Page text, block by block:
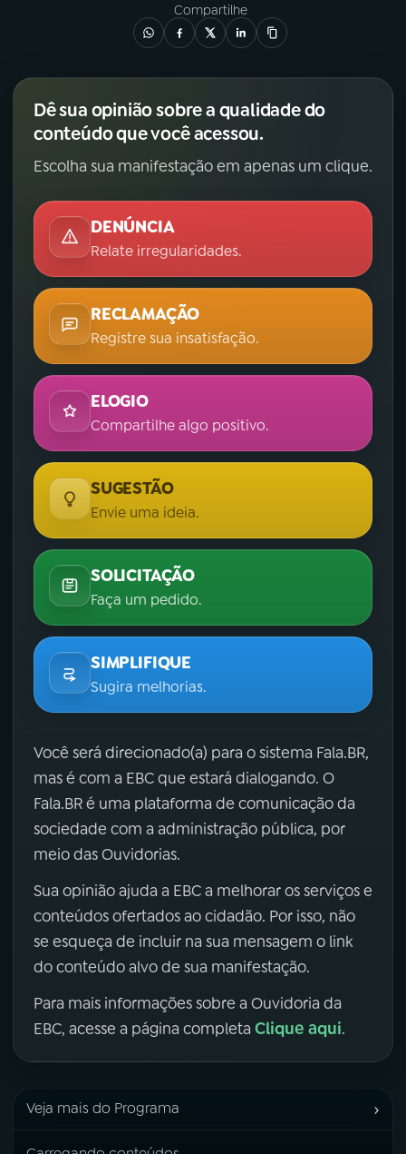
Compartilhe
Dê sua opinião sobre a qualidade do
conteúdo que você acessou.
Escolha sua manifestação em apenas um clique.
DENÚNCIA
Relate irregularidades.
RECLAMAÇÃO
Registre sua insatisfação.
ELOGIO
Compartilhe algo positivo.
SUGESTÃO
Envie uma ideia.
SOLICITAÇÃO
Faça um pedido.
SIMPLIFIQUE
Sugira melhorias.
Você será direcionado(a) para o sistema Fala.BR,
mas é com a EBC que estará dialogando. O
Fala.BR é uma plataforma de comunicação da
sociedade com a administração pública, por
meio das Ouvidorias.
Sua opinião ajuda a EBC a melhorar os serviços e
conteúdos ofertados ao cidadão. Por isso, não
se esqueça de incluir na sua mensagem o link
do conteúdo alvo de sua manifestação.
Para mais informações sobre a Ouvidoria da
EBC, acesse a página completa Clique aqui.
Veja mais do Programa ›